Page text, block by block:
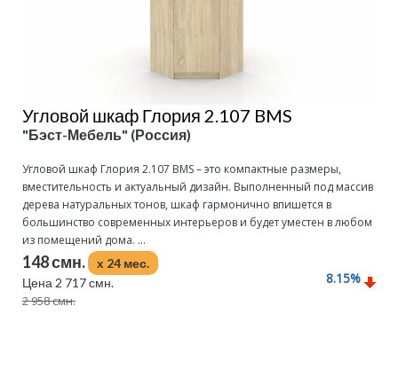
Угловой шкаф Глория 2.107 BMS
"Бэст-Мебель" (Россия)
Угловой шкаф Глория 2.107 BMS – это компактные размеры,
вместительность и актуальный дизайн. Выполненный под массив
дерева натуральных тонов, шкаф гармонично впишется в
большинство современных интерьеров и будет уместен в любом
из помещений дома. ...
148 смн.
x 24 мес.
Цена 2 717 смн.
2 958 смн.
8.15%